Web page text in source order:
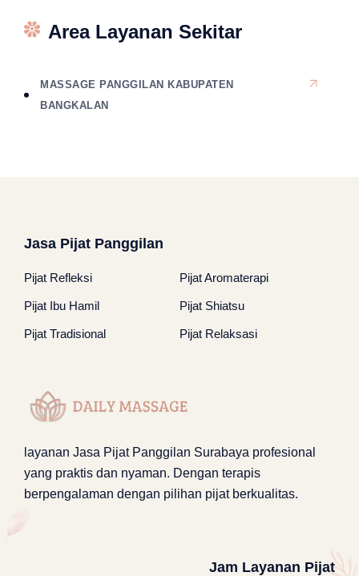
Area Layanan Sekitar
MASSAGE PANGGILAN KABUPATEN
BANGKALAN
Jasa Pijat Panggilan
Pijat Refleksi Pijat Aromaterapi
Pijat Ibu Hamil Pijat Shiatsu
Pijat Tradisional Pijat Relaksasi
layanan Jasa Pijat Panggilan Surabaya profesional
yang praktis dan nyaman. Dengan terapis
berpengalaman dengan pilihan pijat berkualitas.
Jam Layanan Pijat